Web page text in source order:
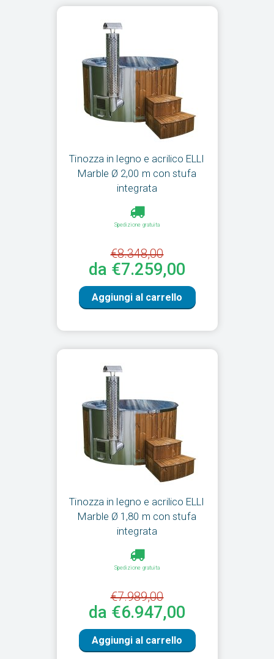
Tinozza in legno e acrilico ELLI
Marble Ø 2,00 m con stufa
integrata
Spedizione gratuita
€8.348,00
da €7.259,00
Aggiungi al carrello
Tinozza in legno e acrilico ELLI
Marble Ø 1,80 m con stufa
integrata
Spedizione gratuita
€7.989,00
da €6.947,00
Aggiungi al carrello